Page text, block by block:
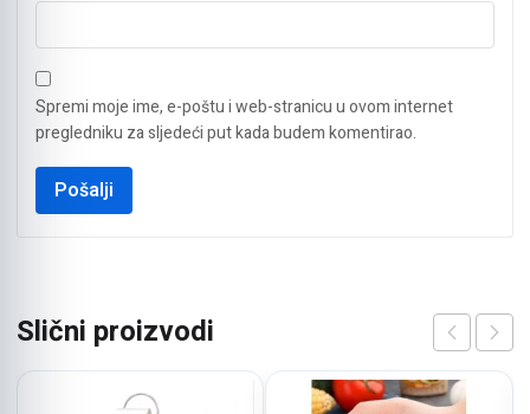
Spremi moje ime, e-poštu i web-stranicu u ovom internet
pregledniku za sljedeći put kada budem komentirao.
Slični proizvodi